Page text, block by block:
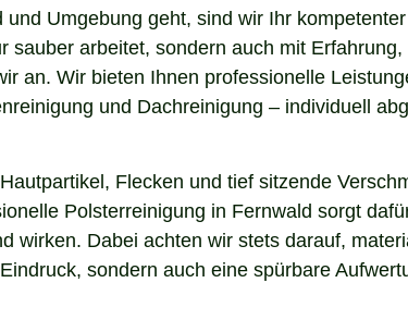
Umgebung geht, sind wir Ihr
arbeitet, sondern auch mit Erfahrung,
an. Wir bieten Ihnen professionelle
und Dachreinigung – individuell
Flecken und tief sitzende
Polsterreinigung in Fernwald sorgt
wirken. Dabei achten wir stets darauf,
sondern auch eine spürbare